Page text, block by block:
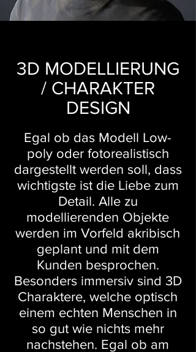
3D MODELLIERUNG
/ CHARAKTER
DESIGN
Egal ob das Modell Low-
poly oder fotorealistisch
dargestellt werden soll, dass
wichtigste ist die Liebe zum
Detail. Alle zu
modellierenden Objekte
werden im Vorfeld akribisch
geplant und mit dem
Kunden besprochen.
Besonders immersiv sind 3D
Charaktere, welche optisch
einem echten Menschen in
so gut wie nichts mehr
nachstehen. Egal ob am